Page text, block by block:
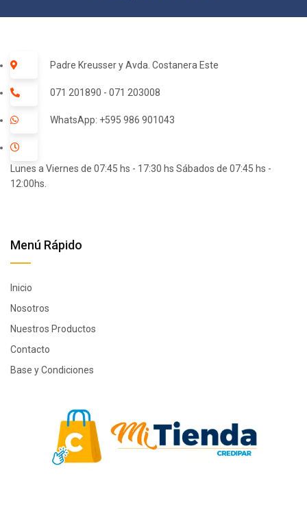
Padre Kreusser y Avda. Costanera Este
071 201890 - 071 203008
WhatsApp: +595 986 901043
Lunes a Viernes de 07:45 hs - 17:30 hs Sábados de 07:45 hs -
12:00hs.
Menú Rápido
Inicio
Nosotros
Nuestros Productos
Contacto
Base y Condiciones